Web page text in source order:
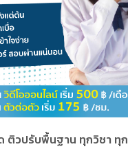
ติวปรับพื้นฐาน ทุกวิชา ทุก